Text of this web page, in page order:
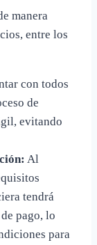
manera
entre los
con todos
de
evitando
Al
tendrá
pago, lo
para